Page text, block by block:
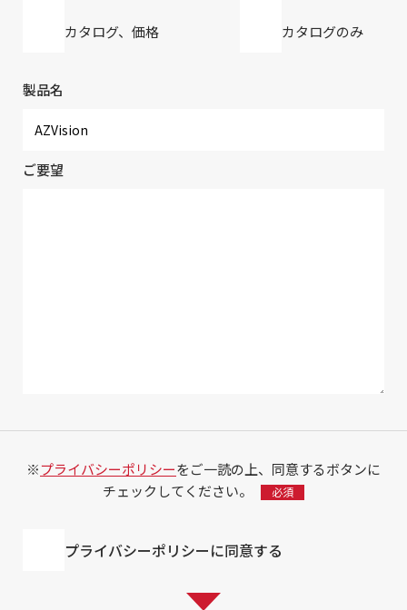
カタログ、価格 カタログのみ
製品名
ご要望
※プライバシーポリシーをご一読の上、同意するボタンに
チェックしてください。
プライバシーポリシーに同意する